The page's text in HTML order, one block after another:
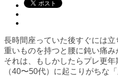
長時間座っていた後すぐには
重いものを持つと腰に鈍い痛
それは、もしかしたらプレ更
（40〜50代）に起こりがちな